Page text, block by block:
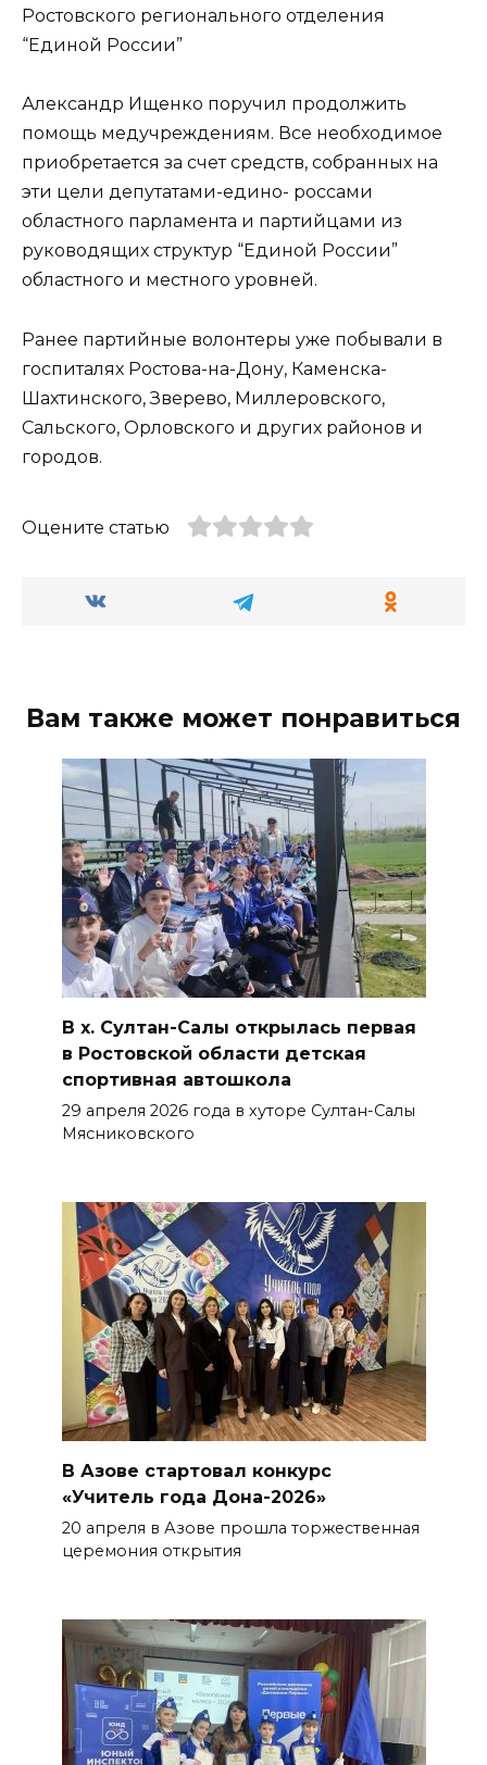
Ростовского регионального отделения
“Единой России”
Александр Ищенко поручил продолжить
помощь медучреждениям. Все необходимое
приобретается за счет средств, собранных на
эти цели депутатами-едино- россами
областного парламента и партийцами из
руководящих структур “Единой России”
областного и местного уровней.
Ранее партийные волонтеры уже побывали в
госпиталях Ростова-на-Дону, Каменска-
Шахтинского, Зверево, Миллеровского,
Сальского, Орловского и других районов и
городов.
Оцените статью
Вам также может понравиться
В х. Султан-Салы открылась первая
в Ростовской области детская
спортивная автошкола
29 апреля 2026 года в хуторе Султан-Салы
Мясниковского
В Азове стартовал конкурс
«Учитель года Дона-2026»
20 апреля в Азове прошла торжественная
церемония открытия